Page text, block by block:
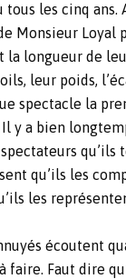
tous les cinq ans.
Monsieur Loyal
la longueur de
leur poids,
spectacle la
y a bien
qu’ils
qu’ils les
les
écoutent
faire. Faut dire